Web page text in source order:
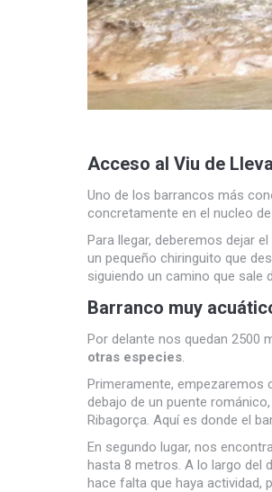
Acceso al Viu de
Uno de los barrancos más
concretamente en el nucleo
Para llegar, deberemos dejar
un pequeño chiringuito que
siguiendo un camino que sale
Barranco muy
Por delante nos quedan 2500
otras especies.
Primeramente, empezaremos
debajo de un puente
Ribagorça. Aquí es donde el
En segundo lugar, nos
hasta 8 metros. A lo largo del
hace falta que haya actividad,